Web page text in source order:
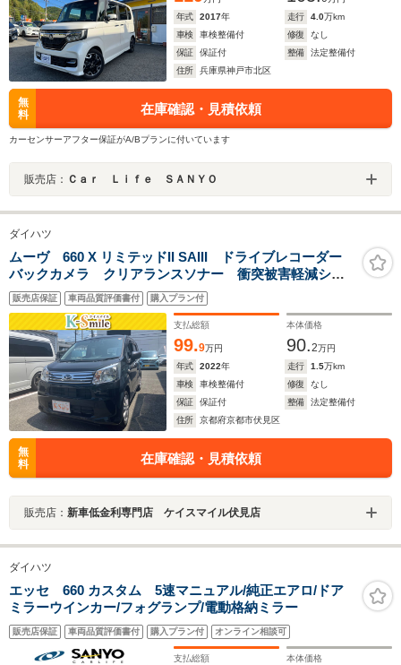
年式
2017年 走行 4.0万km
車検
車検整備付 修復
なし
保証
保証付 整備
法定整備付
住所
兵庫県神戸市北区
無
料
在庫確認・見積依頼
カーセンサーアフター保証がA/Bプランに付いています
販売店： Ｃａｒ Ｌｉｆｅ ＳＡＮＹＯ
ダイハツ
ムーヴ 660 X リミテッドII SAIII ドライブレコーダー
バックカメラ クリアランスソナー 衝突被害軽減シス
テム オートマチックハイビーム オートライト LED
ヘッドランプ スマートキー アイドリングストップ
電動格納ミラー
販売店保証 車両品質評価書付 購入プラン付
支払総額
99.9万円
本体価格
90.2万円
年式
2022年 走行 1.5万km
車検
車検整備付 修復
なし
保証
保証付 整備
法定整備付
住所
京都府京都市伏見区
無
料
在庫確認・見積依頼
販売店： 新車低金利専門店 ケイスマイル伏見店
ダイハツ
エッセ 660 カスタム 5速マニュアル/純正エアロ/ドア
ミラーウインカー/フォグランプ/電動格納ミラー
販売店保証 車両品質評価書付 購入プラン付 オンライン相談可
支払総額 本体価格